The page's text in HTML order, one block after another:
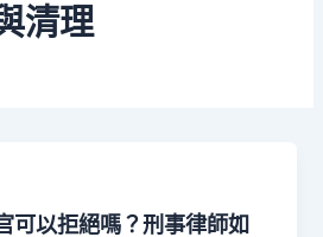
清理
可以拒絕嗎？刑事律師如